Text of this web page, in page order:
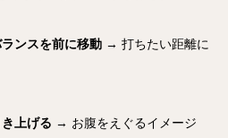
ンスを前に移動 → 打ちたい距離に
上げる → お腹をえぐるイメージ